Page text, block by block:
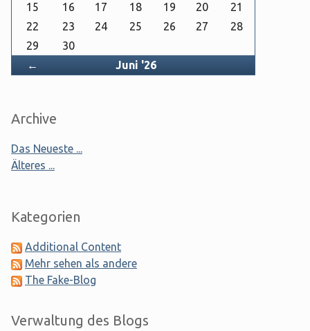
← Juni '26
15
16 17 18 19 20
21
22
23 24 25 26 27
28
29
30
Archive
Das Neueste ...
Älteres ...
Kategorien
Additional Content
Mehr sehen als andere
The Fake-Blog
Verwaltung des Blogs